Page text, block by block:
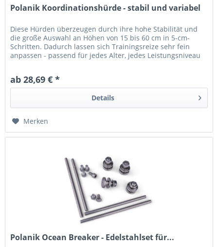
Polanik Koordinationshürde - stabil und variabel
Diese Hürden überzeugen durch ihre hohe Stabilität und
die große Auswahl an Höhen von 15 bis 60 cm in 5-cm-
Schritten. Dadurch lassen sich Trainingsreize sehr fein
anpassen - passend für jedes Alter, jedes Leistungsniveau
ab 28,69 € *
Details
Merken
Polanik Ocean Breaker - Edelstahlset für...